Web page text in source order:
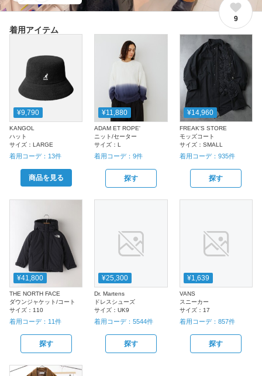
9
着用アイテム
¥9,790
KANGOL
ハット
サイズ： LARGE
着用コーデ： 13件
商品を見る
¥11,880
ADAM ET ROPE'
ニット/セーター
サイズ：L
着用コーデ：9件
探す
¥14,960
FREAK'S STORE
モッズコート
サイズ： SMALL
着用コーデ： 935件
探す
¥41,800
THE NORTH FACE
ダウンジャケット/コート
サイズ： 110
着用コーデ： 11件
探す
¥25,300
Dr. Martens
ドレスシューズ
サイズ：UK9
着用コーデ：5544件
探す
¥1,639
VANS
スニーカー
サイズ： 17
着用コーデ： 857件
探す